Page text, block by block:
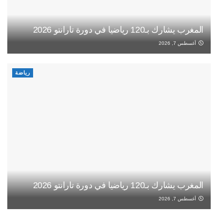
المغرب يشارك بـ120 رياضيا في دورة تارانتو 2026
أغسطس 7, 2026
رياضة
المغرب يشارك بـ120 رياضيا في دورة تارانتو 2026
أغسطس 7, 2026